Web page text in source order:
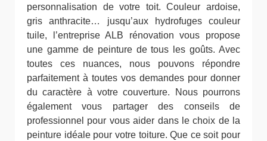
personnalisation de votre toit. Couleur ardoise,
gris anthracite… jusqu’aux hydrofuges couleur
tuile, l’entreprise ALB rénovation vous propose
une gamme de peinture de tous les goûts. Avec
toutes ces nuances, nous pouvons répondre
parfaitement à toutes vos demandes pour donner
du caractère à votre couverture. Nous pourrons
également vous partager des conseils de
professionnel pour vous aider dans le choix de la
peinture idéale pour votre toiture. Que ce soit pour